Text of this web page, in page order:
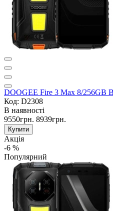
DOOGEE Fire 3 Max 8/256GB
Код: D2308
В наявності
9550грн. 8939грн.
Купити
Акція
-6 %
Популярний